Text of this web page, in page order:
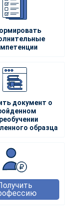
документ о
образца